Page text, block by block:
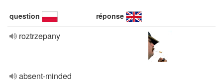
question réponse
roztrzepany
absent-minded